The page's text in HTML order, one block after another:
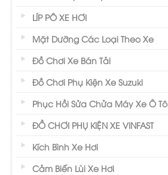
LÍP PÔ XE HƠI
Mặt Dưỡng Các Loại Theo Xe
Đồ Chơi Xe Bán Tải
Đồ Chơi Phụ Kiện Xe Suzuki
Phục Hồi Sửa Chửa Máy Xe Ô Tô
ĐỒ CHƠI PHỤ KIỆN XE VINFAST
Kích Bình Xe Hơi
Cảm Biến Lùi Xe Hơi